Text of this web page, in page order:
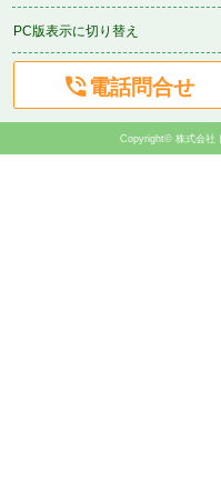
PC版表示に切り替え
電話問合せ
Copyright© 株式会社